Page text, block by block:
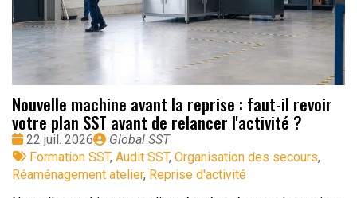
Nouvelle machine avant la reprise : faut-il revoir
votre plan SST avant de relancer l'activité ?
Date
:
22 juil. 2026
Publié
par
Global SST
Tags
:
Formation SST, Audit SST, Organisation des secours,
Réaménagement atelier, Reprise d'activité